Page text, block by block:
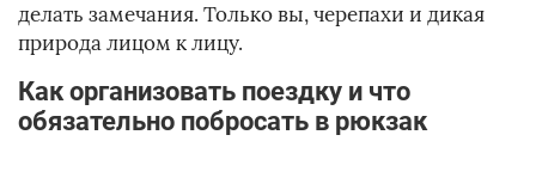
делать замечания. Только вы, черепахи и дикая
природа лицом к лицу.
Как организовать поездку и что
обязательно побросать в рюкзак